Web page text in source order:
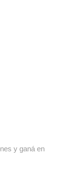
y ganá en